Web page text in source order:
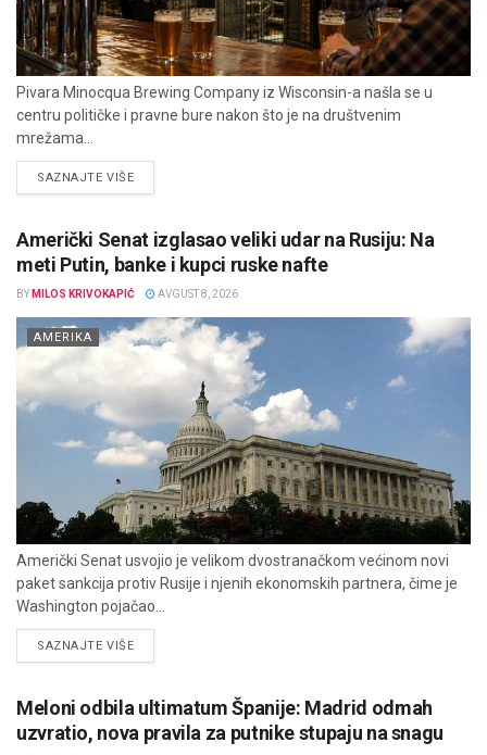
Pivara Minocqua Brewing Company iz Wisconsin-a našla se u
centru političke i pravne bure nakon što je na društvenim
mrežama...
SAZNAJTE VIŠEDETAILS
Američki Senat izglasao veliki udar na Rusiju: Na
meti Putin, banke i kupci ruske nafte
BY MILOS KRIVOKAPIĆ AVGUST 8, 2026
AMERIKA
Američki Senat usvojio je velikom dvostranačkom većinom novi
paket sankcija protiv Rusije i njenih ekonomskih partnera, čime je
Washington pojačao...
SAZNAJTE VIŠEDETAILS
Meloni odbila ultimatum Španije: Madrid odmah
uzvratio, nova pravila za putnike stupaju na snagu